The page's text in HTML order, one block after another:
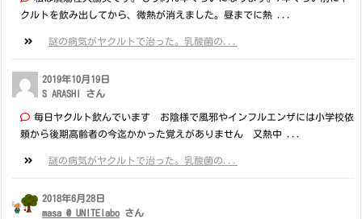
クルトを飲み出してから、微熱が消えました。昼までに熱 ...
謎の病気がヤクルトで治った。乳酸菌の...
2019年10月19日
S ARASHI さん
毎日ヤクルト飲んでいます お陰様で風邪やインフルエンザには小学校依
頼から後期高齢者の今迄かかった覚えがありません 又熱中 ...
謎の病気がヤクルトで治った。乳酸菌の...
2018年6月28日
masa @ UNITElabo さん